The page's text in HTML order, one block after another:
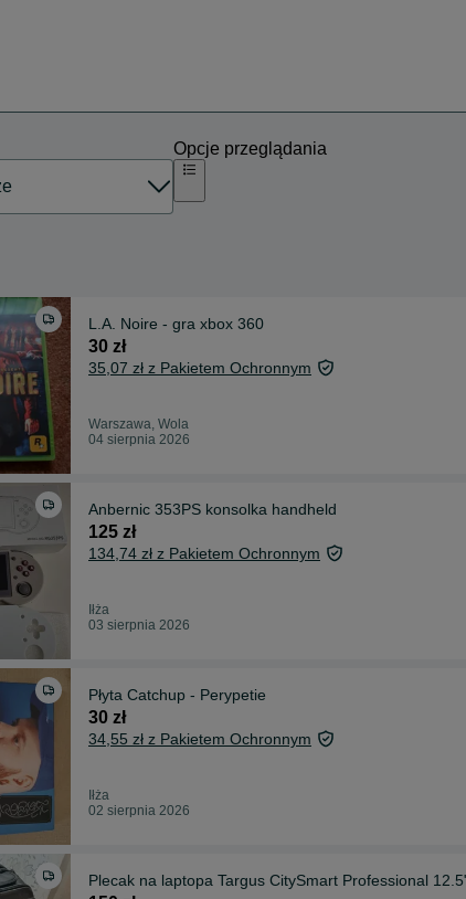
Opcje przeglądania
L.A. Noire - gra xbox 360
30 zł
35,07 zł z Pakietem Ochronnym
Warszawa, Wola
04 sierpnia 2026
Anbernic 353PS konsolka handheld
125 zł
134,74 zł z Pakietem Ochronnym
Iłża
03 sierpnia 2026
Płyta Catchup - Perypetie
30 zł
34,55 zł z Pakietem Ochronnym
Iłża
02 sierpnia 2026
Plecak na laptopa Targus CitySmart Professional